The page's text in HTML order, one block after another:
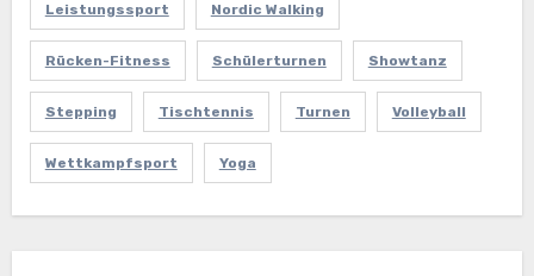
Leistungssport Nordic Walking
Rücken-Fitness Schülerturnen Showtanz
Stepping Tischtennis Turnen Volleyball
Wettkampfsport Yoga